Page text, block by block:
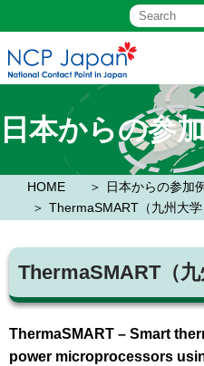
日本からの参
HOME
日本からの参加例
ThermaSMART（九州大学
ThermaSMART（九
ThermaSMART – Smart
power microprocessors